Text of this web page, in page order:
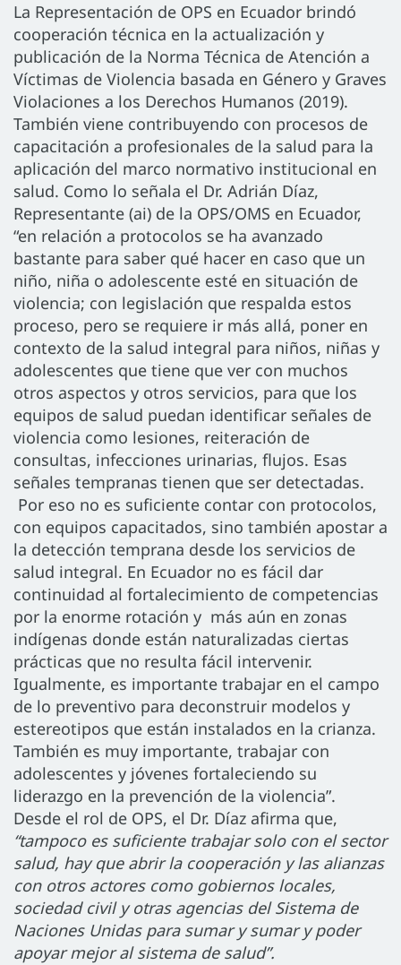
La Representación de OPS en Ecuador brindó
cooperación técnica en la actualización y
publicación de la Norma Técnica de Atención a
Víctimas de Violencia basada en Género y Graves
Violaciones a los Derechos Humanos (2019).
También viene contribuyendo con procesos de
capacitación a profesionales de la salud para la
aplicación del marco normativo institucional en
salud. Como lo señala el Dr. Adrián Díaz,
Representante (ai) de la OPS/OMS en Ecuador,
“en relación a protocolos se ha avanzado
bastante para saber qué hacer en caso que un
niño, niña o adolescente esté en situación de
violencia; con legislación que respalda estos
proceso, pero se requiere ir más allá, poner en
contexto de la salud integral para niños, niñas y
adolescentes que tiene que ver con muchos
otros aspectos y otros servicios, para que los
equipos de salud puedan identificar señales de
violencia como lesiones, reiteración de
consultas, infecciones urinarias, flujos. Esas
señales tempranas tienen que ser detectadas.
Por eso no es suficiente contar con protocolos,
con equipos capacitados, sino también apostar a
la detección temprana desde los servicios de
salud integral. En Ecuador no es fácil dar
continuidad al fortalecimiento de competencias
por la enorme rotación y más aún en zonas
indígenas donde están naturalizadas ciertas
prácticas que no resulta fácil intervenir.
Igualmente, es importante trabajar en el campo
de lo preventivo para deconstruir modelos y
estereotipos que están instalados en la crianza.
También es muy importante, trabajar con
adolescentes y jóvenes fortaleciendo su
liderazgo en la prevención de la violencia”.
Desde el rol de OPS, el Dr. Díaz afirma que,
“tampoco es suficiente trabajar solo con el sector
salud, hay que abrir la cooperación y las alianzas
con otros actores como gobiernos locales,
sociedad civil y otras agencias del Sistema de
Naciones Unidas para sumar y sumar y poder
apoyar mejor al sistema de salud”.